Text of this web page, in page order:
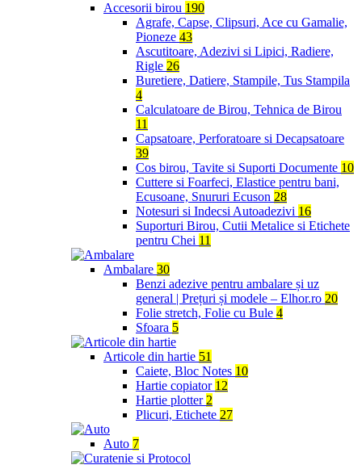
Accesorii birou 190
Agrafe, Capse, Clipsuri, Ace cu Gamalie,
Pioneze 43
Ascutitoare, Adezivi si Lipici, Radiere,
Rigle 26
Buretiere, Datiere, Stampile, Tus Stampila
4
Calculatoare de Birou, Tehnica de Birou
11
Capsatoare, Perforatoare si Decapsatoare
39
Cos birou, Tavite si Suporti Documente 10
Cuttere si Foarfeci, Elastice pentru bani,
Ecusoane, Snururi Ecuson 28
Notesuri si Indecsi Autoadezivi 16
Suporturi Birou, Cutii Metalice si Etichete
pentru Chei 11
Ambalare 30
Benzi adezive pentru ambalare și uz
general | Prețuri și modele – Elhor.ro 20
Folie stretch, Folie cu Bule 4
Sfoara 5
Articole din hartie 51
Caiete, Bloc Notes 10
Hartie copiator 12
Hartie plotter 2
Plicuri, Etichete 27
Auto 7